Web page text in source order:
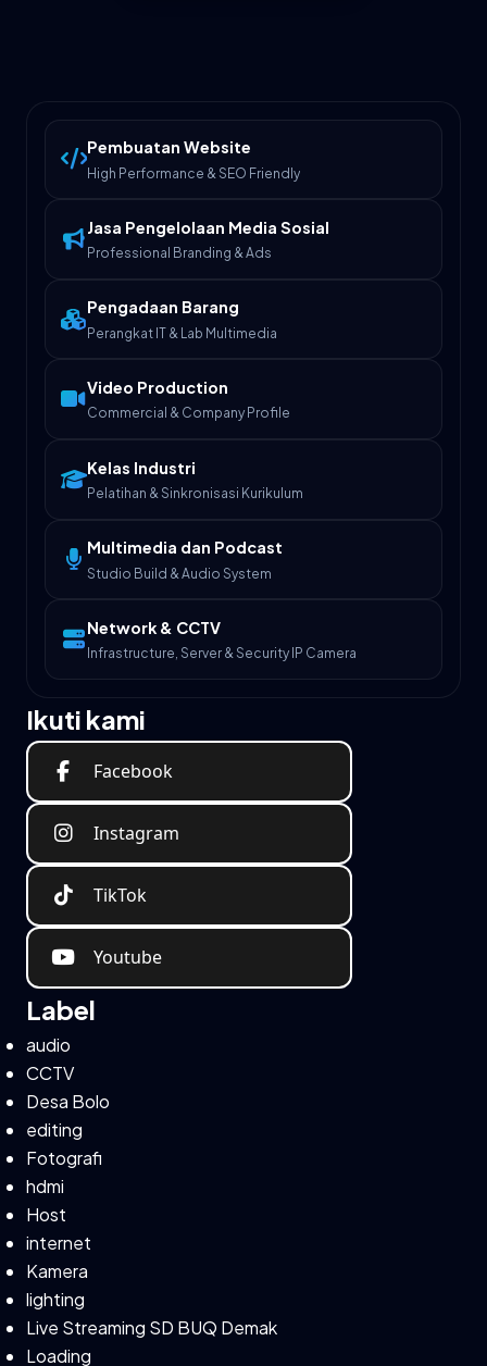
Pembuatan Website
High Performance & SEO Friendly
Jasa Pengelolaan Media Sosial
Professional Branding & Ads
Pengadaan Barang
Perangkat IT & Lab Multimedia
Video Production
Commercial & Company Profile
Kelas Industri
Pelatihan & Sinkronisasi Kurikulum
Multimedia dan Podcast
Studio Build & Audio System
Network & CCTV
Infrastructure, Server & Security IP Camera
Ikuti kami
Facebook
Instagram
TikTok
Youtube
Label
audio
CCTV
Desa Bolo
editing
Fotografi
hdmi
Host
internet
Kamera
lighting
Live Streaming SD BUQ Demak
Loading